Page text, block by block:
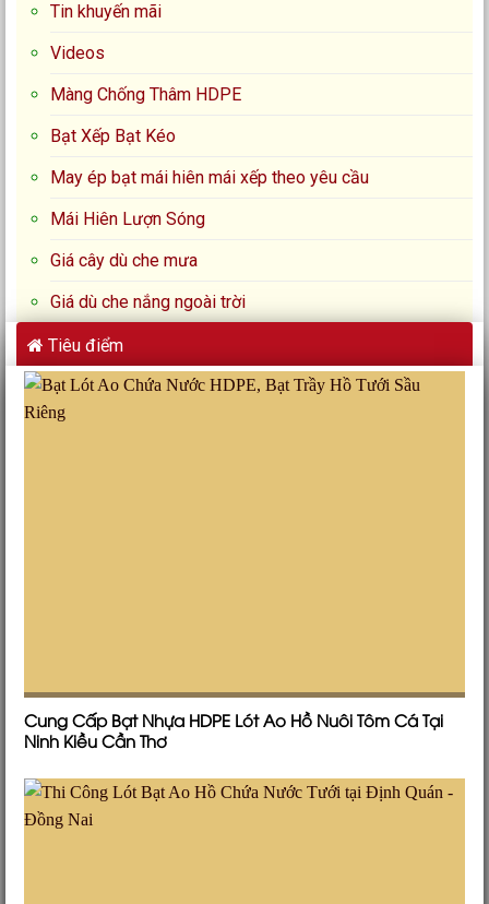
Tin khuyến mãi
Videos
Màng Chống Thâm HDPE
Bạt Xếp Bạt Kéo
May ép bạt mái hiên mái xếp theo yêu cầu
Mái Hiên Lượn Sóng
Giá cây dù che mưa
Giá dù che nắng ngoài trời
Tiêu điểm
Cung Cấp Bạt Nhựa HDPE Lót Ao Hồ Nuôi Tôm Cá Tại
Ninh Kiều Cần Thơ